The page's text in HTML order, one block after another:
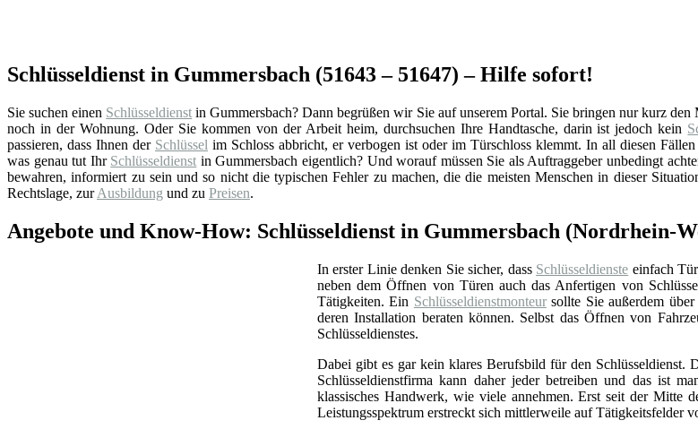
Schlüsseldienst in Gummersbach (51643 – 51647) – Hilfe sofort!
Sie suchen einen Schlüsseldienst in Gummersbach? Dann begrüßen wir Sie auf unserem Portal. Sie bringen nur kurz
noch in der Wohnung. Oder Sie kommen von der Arbeit heim, durchsuchen Ihre Handtasche, darin ist jedoch kein
passieren, dass Ihnen der Schlüssel im Schloss abbricht, er verbogen ist oder im Türschloss klemmt. In all diesen
was genau tut Ihr Schlüsseldienst in Gummersbach eigentlich? Und worauf müssen Sie als Auftraggeber unbedingt
bewahren, informiert zu sein und so nicht die typischen Fehler zu machen, die die meisten Menschen in dieser
Rechtslage, zurAusbildung und zu Preisen.
Angebote und Know-How: Schlüsseldienst in Gummersbach (Nordrhein-
In erster Linie denken Sie sicher, dass Schlüsseldienste einfach
neben dem Öffnen von Türen auch das Anfertigen von
Tätigkeiten. Ein Schlüsseldienstmonteursollte Sie außerdem über
deren Installation beraten können. Selbst das Öffnen von
Schlüsseldienstes.
Dabei gibt es gar kein klares Berufsbild für den
Schlüsseldienstfirma kann daher jeder betreiben und das ist
klassisches Handwerk, wie viele annehmen. Erst seit der Mitte
Leistungsspektrum erstreckt sich mittlerweile auf Tätigkeitsfelder